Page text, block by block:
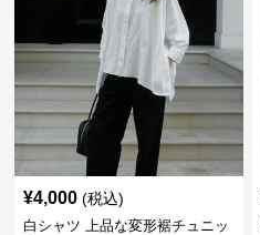
¥4,000 (税込)
白シャツ 上品な変形裾チュニッ